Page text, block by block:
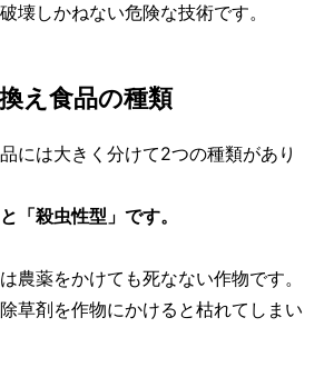
壊しかねない危険な技術です。
え食品の種類
には大きく分けて2つの種類があり
「殺虫性型」です。
農薬をかけても死なない作物です。
草剤を作物にかけると枯れてしまい